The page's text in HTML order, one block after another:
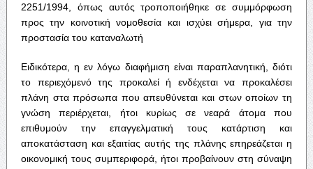
2251/1994, όπως αυτός τροποποιήθηκε σε συμμόρφωση
προς την κοινοτική νομοθεσία και ισχύει σήμερα, για την
προστασία του καταναλωτή
Ειδικότερα, η εν λόγω διαφήμιση είναι παραπλανητική, διότι
το περιεχόμενό της προκαλεί ή ενδέχεται να προκαλέσει
πλάνη στα πρόσωπα που απευθύνεται και στων οποίων τη
γνώση περιέρχεται, ήτοι κυρίως σε νεαρά άτομα που
επιθυμούν την επαγγελματική τους κατάρτιση και
αποκατάσταση και εξαιτίας αυτής της πλάνης επηρεάζεται η
οικονομική τους συμπεριφορά, ήτοι προβαίνουν στη σύναψη